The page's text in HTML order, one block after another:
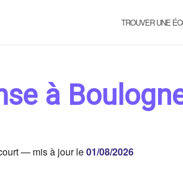
TROUVER UNE
à
— mis à jour le01/08/2026